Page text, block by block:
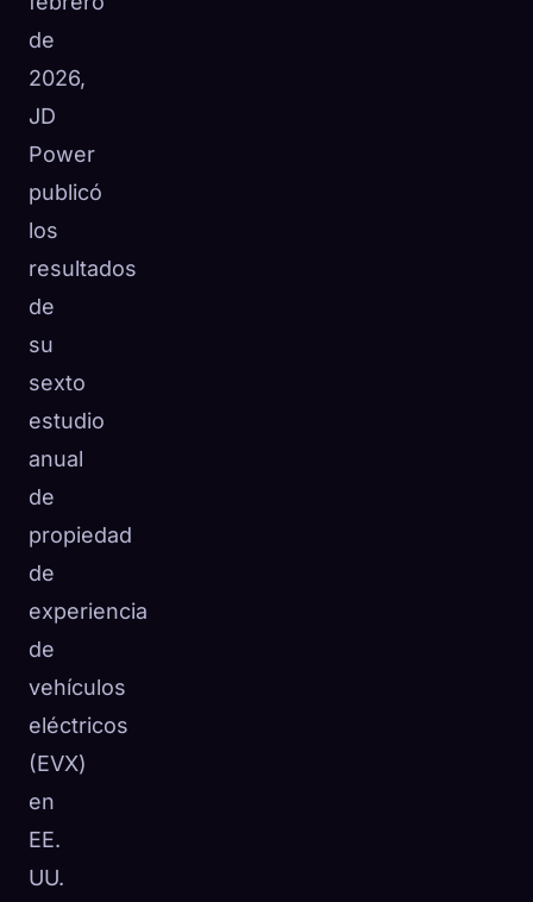
de
2026,
JD
Power
publicó
los
resultados
de
su
sexto
estudio
anual
de
propiedad
de
experiencia
de
vehículos
eléctricos
(EVX)
en
EE.
UU.